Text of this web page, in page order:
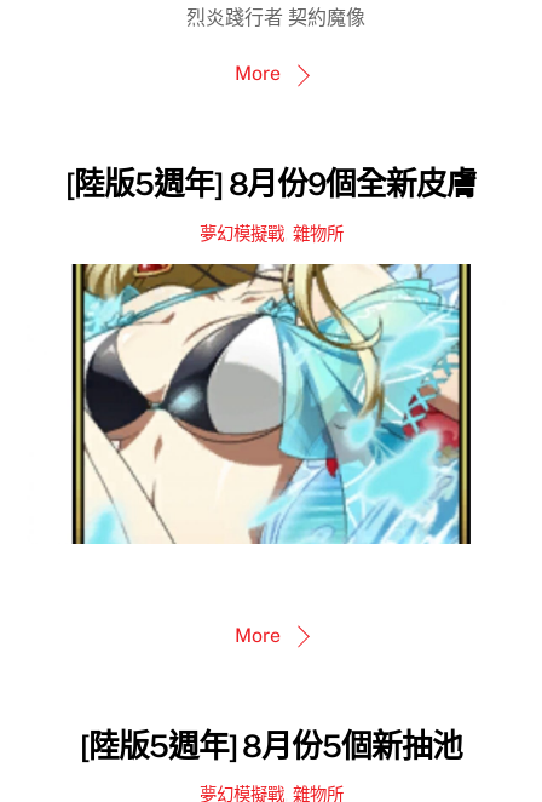
烈炎踐行者 契約魔像
More
[陸版5週年] 8月份9個全新皮膚
夢幻模擬戰, 雜物所
More
[陸版5週年] 8月份5個新抽池
夢幻模擬戰, 雜物所